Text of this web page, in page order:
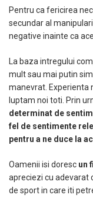
Pentru ca fericirea
secundar al
negative inainte ca
La baza intregului
mult sau mai putin
manevrat. Experienta
luptam noi toti. Prin
determinat de
fel de sentimente
pentru a ne duce la
Oamenii isi doresc un
apreciezi cu adevarat
de sport in care iti